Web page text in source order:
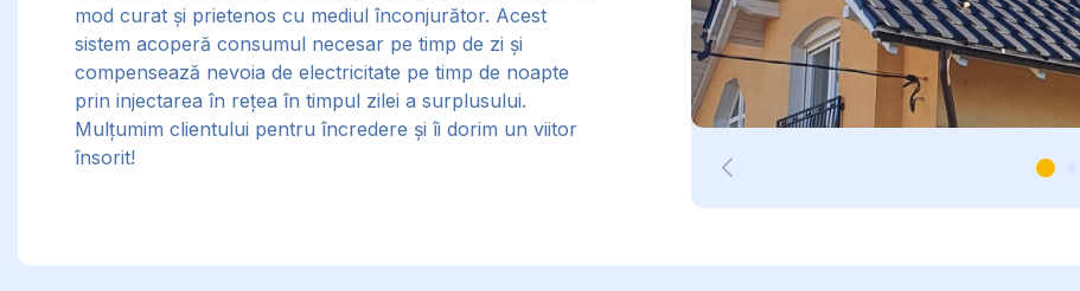
mod curat și prietenos cu mediul înconjurător. Acest
sistem acoperă consumul necesar pe timp de zi și
compensează nevoia de electricitate pe timp de noapte
prin injectarea în rețea în timpul zilei a surplusului.
Mulțumim clientului pentru încredere și îi dorim un viitor
însorit!